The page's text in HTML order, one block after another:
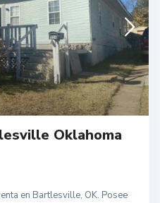
Oklahoma
en Bartlesville, OK. Posee